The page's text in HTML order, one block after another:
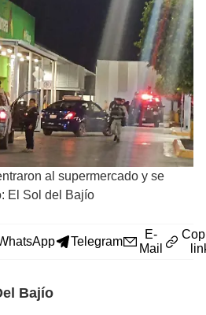
al supermercado y se
El Sol del Bajío
Telegram
E-
Mail
Bajío